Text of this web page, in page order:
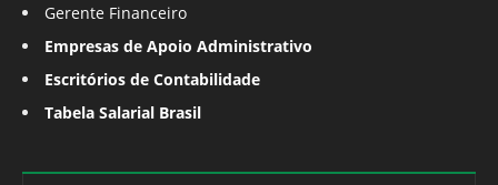
Gerente Financeiro
Empresas de Apoio Administrativo
Escritórios de Contabilidade
Tabela Salarial Brasil